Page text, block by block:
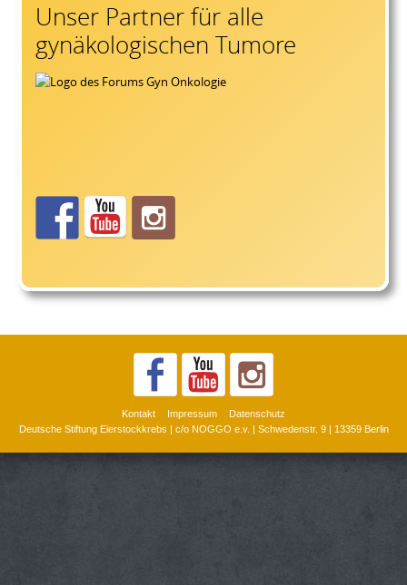
Unser Partner für alle
gynäkologischen Tumore
Kontakt Impressum
Datenschutz
Deutsche Stiftung Eierstockkrebs | c/o NOGGO e.v. | Schwedenstr. 9 | 13359 Berlin